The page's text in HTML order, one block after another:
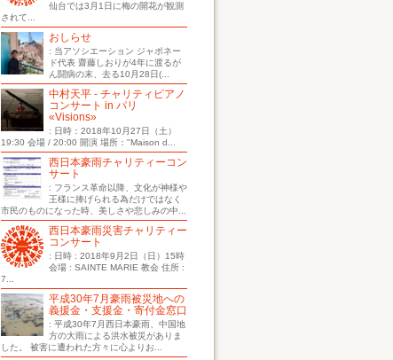
仙台では3月1日に梅の開花が観測
されて...
おしらせ
: 当アソシエーション ジャポネー
ド代表 齋藤しおりが4年に渡るが
ん闘病の末、去る10月28日(...
中村天平 - チャリティピアノ
コンサート in パリ
«Visions»
: 日時：2018年10月27日（土）
19:30 会場 / 20:00 開演 場所："Maison d...
西日本豪雨チャリティーコン
サート
: フランス革命以降、文化が神様や
王様に捧げられる為だけではなく
市民のものになった時、美しさや悲しみの中...
西日本豪雨災害チャリティー
コンサート
: 日時 : 2018年9月2日（日）15時
会場 : SAINTE MARIE 教会 住所 :
7...
平成30年7月豪雨被災地への
義援金・支援金・寄付金窓口
: 平成30年7月西日本豪雨、中国地
方の大雨による洪水被災がありま
した。 被害に遭われた方々に心よりお...